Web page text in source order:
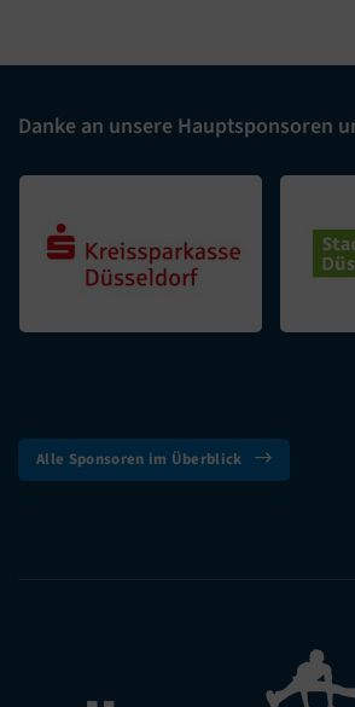
Danke an unsere Hauptsponsoren
Alle Sponsoren im Überblick